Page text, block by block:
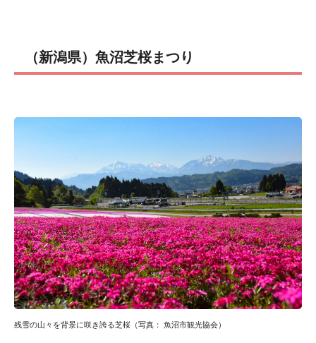
（新潟県）魚沼芝桜まつり
残雪の山々を背景に咲き誇る芝桜（写真： 魚沼市観光協会）